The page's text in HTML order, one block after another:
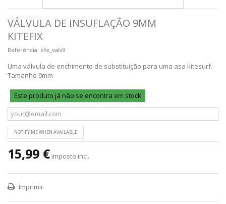
VÁLVULA DE INSUFLAÇÃO 9MM
KITEFIX
Referência: kfix_valv9
Uma válvula de enchimento de substituição para uma asa kitesurf.
Tamanho 9mm
Este produto já não se encontra em stock
NOTIFY ME WHEN AVAILABLE
15,99 € imposto incl.
Imprimir